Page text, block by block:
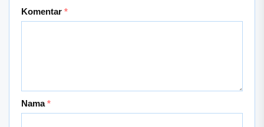
Komentar *
Nama*